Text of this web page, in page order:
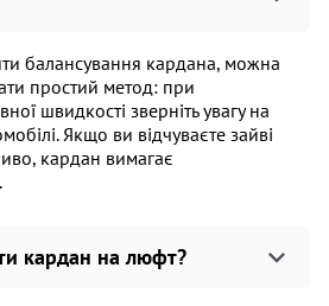
балансування кардана, можна
простий метод: при
швидкості зверніть увагу на
Якщо ви відчуваєте зайві
кардан вимагає
кардан на люфт?